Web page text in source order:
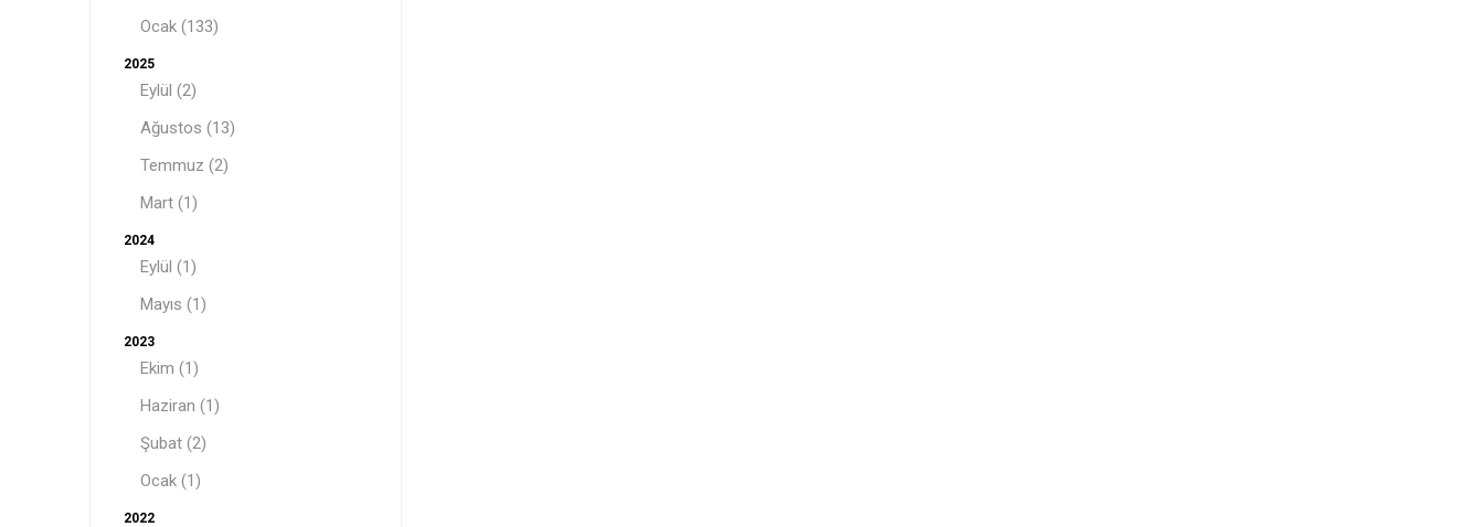
Ocak (133)
2025
Eylül (2)
Ağustos (13)
Temmuz (2)
Mart (1)
2024
Eylül (1)
Mayıs (1)
2023
Ekim (1)
Haziran (1)
Şubat (2)
Ocak (1)
2022